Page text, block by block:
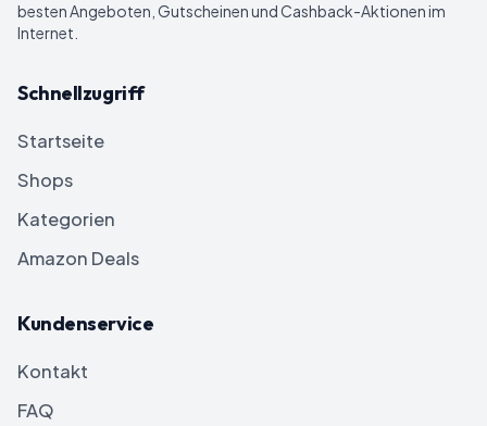
besten Angeboten, Gutscheinen und Cashback-Aktionen im
Internet.
Schnellzugriff
Startseite
Shops
Kategorien
Amazon Deals
Kundenservice
Kontakt
FAQ